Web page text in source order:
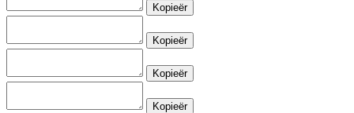
Kopieër
Kopieër
Kopieër
Kopieër